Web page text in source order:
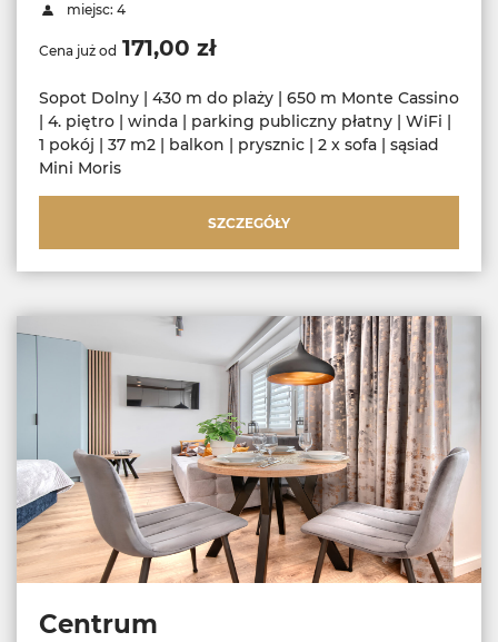
miejsc: 4
Cena już od 171,00 zł
Sopot Dolny | 430 m do plaży | 650 m Monte Cassino
| 4. piętro | winda | parking publiczny płatny | WiFi |
1 pokój | 37 m2 | balkon | prysznic | 2 x sofa | sąsiad
Mini Moris
SZCZEGÓŁY
Centrum